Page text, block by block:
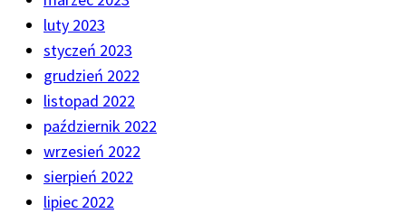
luty 2023
styczeń 2023
grudzień 2022
listopad 2022
październik 2022
wrzesień 2022
sierpień 2022
lipiec 2022